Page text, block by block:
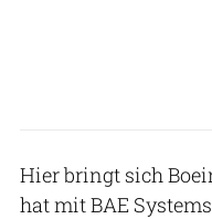
Hier bringt sich
hat mit BAE